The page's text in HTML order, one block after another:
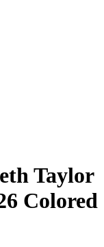
Taylor
Colored